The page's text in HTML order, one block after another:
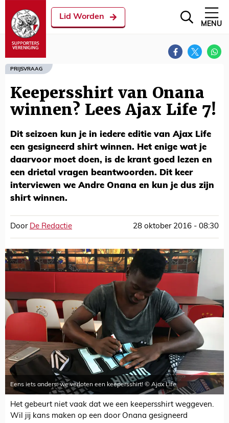
Lid Worden
MENU
PRIJSVRAAG
Keepersshirt van Onana
winnen? Lees Ajax Life 7!
Dit seizoen kun je in iedere editie van Ajax Life
een gesigneerd shirt winnen. Het enige wat je
daarvoor moet doen, is de krant goed lezen en
een drietal vragen beantwoorden. Dit keer
interviewen we Andre Onana en kun je dus zijn
shirt winnen.
Door De Redactie 28 oktober 2016 - 08:30
Eens iets anders: we verloten een keepersshirt! © Ajax Life
Het gebeurt niet vaak dat we een keepersshirt weggeven.
Wil jij kans maken op een door Onana gesigneerd